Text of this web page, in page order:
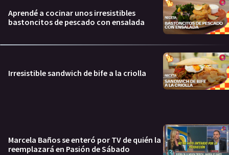
Aprendé a cocinar unos irresistibles
bastoncitos de pescado con ensalada
Irresistible sandwich de bife a la criolla
Marcela Baños se enteró por TV de quién la
reemplazará en Pasión de Sábado